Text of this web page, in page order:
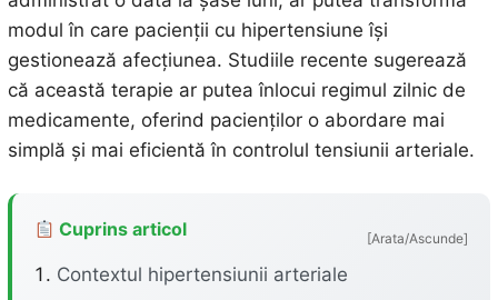
modul în care pacienții cu hipertensiune își
gestionează afecțiunea. Studiile recente sugerează
că această terapie ar putea înlocui regimul zilnic de
medicamente, oferind pacienților o abordare mai
simplă și mai eficientă în controlul tensiunii arteriale.
Cuprins articol [Arata/Ascunde]
Contextul hipertensiunii arteriale